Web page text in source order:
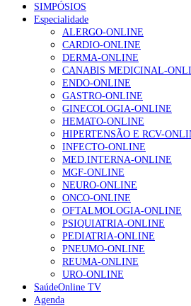
Enfermagem Forense. “Da
gesto conta e cada
202 visualizações
Alguns milhares de utentes
família com nova regras do
175 visualizações
Quase quatro em cada dez
apresentavam níveis
86 visualizações
“Os programas de rastreio
custo-efetivos e
sustentável para os sistemas
66 visualizações
SIMPÓSIOS
Especialidade
ALERGO-ONLINE
CARDIO-ONLINE
DERMA-ONLINE
CANABIS MEDICINAL-
ENDO-ONLINE
GASTRO-ONLINE
GINECOLOGIA-ONLINE
HEMATO-ONLINE
HIPERTENSÃO E RCV-
INFECTO-ONLINE
MED.INTERNA-ONLINE
MGF-ONLINE
NEURO-ONLINE
ONCO-ONLINE
OFTALMOLOGIA-ONLINE
PSIQUIATRIA-ONLINE
PEDIATRIA-ONLINE
PNEUMO-ONLINE
REUMA-ONLINE
URO-ONLINE
SaúdeOnline TV
Agenda